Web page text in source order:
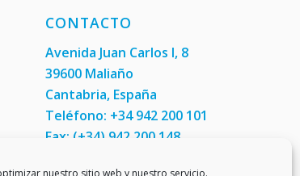
nuestro sitio web y nuestro servicio.
CONTACTO
Avenida Juan Carlos I, 8
39600 Maliaño
Cantabria, España
Teléfono: +34 942 200 101
Fax: (+34) 942 200 148